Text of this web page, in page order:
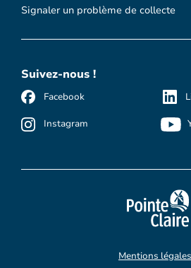
Signaler un problème de collecte
Suivez-nous !
Facebook
Instagram
Mentions légales